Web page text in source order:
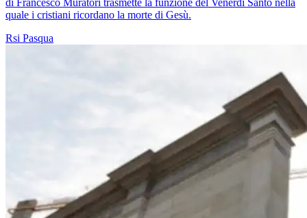
di Francesco Muratori trasmette la funzione del Venerdì Santo nella
quale i cristiani ricordano la morte di Gesù.
Rsi Pasqua